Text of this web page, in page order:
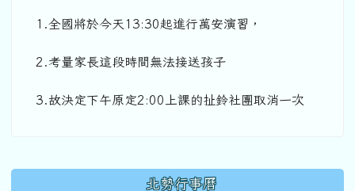
1.全國將於今天13:30起進行萬安演習，
2.考量家長這段時間無法接送孩子
3.故決定下午原定2:00上課的扯鈴社團取消一次
北勢行事曆